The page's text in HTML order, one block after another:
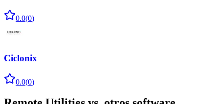
0.0(0)
Ciclonix
0.0(0)